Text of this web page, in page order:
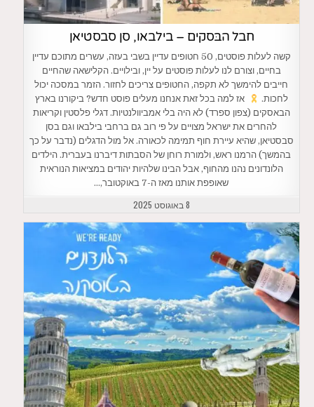
חבל הבּסקים – בילבאו, סן סבסטיאן
קשה לעלות פוסטים, 50 חטופים עדיין בשבי בעזה, עשרים מתוכם עדיין
בחיים, וצורם לנו לעלות פוסטים על יין, ובילויים. הקלישאה שהחיים
חייבים להימשך לא תקפה, החטופים צריכים לחזור. הזמר במסכה יכול
לחכות.
אז למה בכל זאת אנחנו מעלים פוסט חדש? ביקורנו בארץ
הבאסקים (צפון ספרד) לא היה בלי אמביוולנטיות. דגלי פלסטין וקריאות
להחרים את ישראל מצויים על פי רוב גם ברחבי בילבאו וגם בסן
סבסטיאן, שהיא עיירת חוף תמימה לכאורה. אל מול הדגלים (נדבר על כך
בהמשך) הרמנו ראש, ולמורת רוחן של הסבתות דיברנו בעברית. הילדים
הלונדונים נהנו מהחוף, אבל הבינו שלהיות יהודים במציאות הנוראית
שאופפת אותנו מאז ה-7 באוקטובר,…
8 באוגוסט 2025